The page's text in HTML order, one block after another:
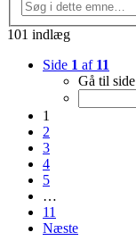
101 indlæg
Side 1 af 11
Gå til
1
2
3
4
5
…
11
Næste